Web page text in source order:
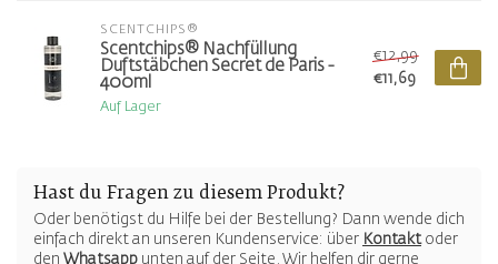
SCENTCHIPS®
Scentchips® Nachfüllung
Duftstäbchen Secret de Paris -
400ml
Auf Lager
€12,99
€11,69
Hast du Fragen zu diesem Produkt?
Oder benötigst du Hilfe bei der Bestellung? Dann wende dich
einfach direkt an unseren Kundenservice: über Kontaktoder
den Whatsapp unten auf der Seite. Wir helfen dir gerne